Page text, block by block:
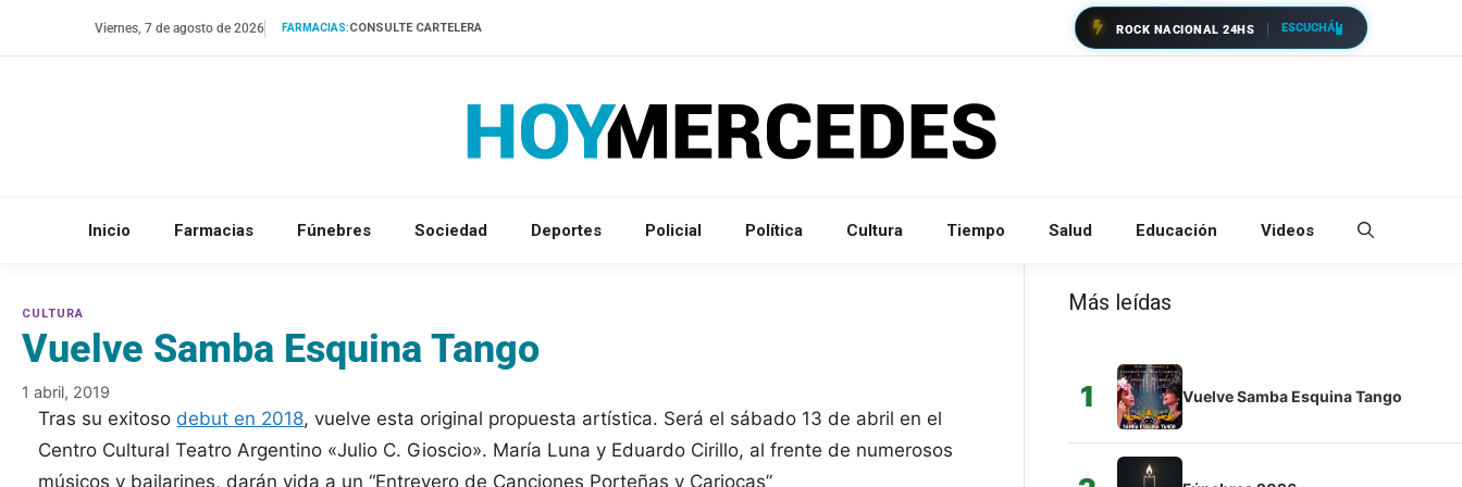
Viernes, 7 de agosto de 2026 FARMACIAS:CONSULTE CARTELERA ROCK NACIONAL 24HS ESCUCHÁ
Inicio Farmacias Fúnebres Sociedad Deportes Policial Política Cultura Tiempo Salud Educación Videos
Vuelve Samba Esquina Tango
1 abril, 2019
Tras su exitoso debut en 2018, vuelve esta original propuesta artística. Será el sábado 13 de abril en el
Centro Cultural Teatro Argentino «Julio C. Gioscio». María Luna y Eduardo Cirillo, al frente de numerosos
músicos y bailarines, darán vida a un “Entrevero de Canciones Porteñas y Cariocas”
Más leídas
1 Vuelve Samba Esquina Tango